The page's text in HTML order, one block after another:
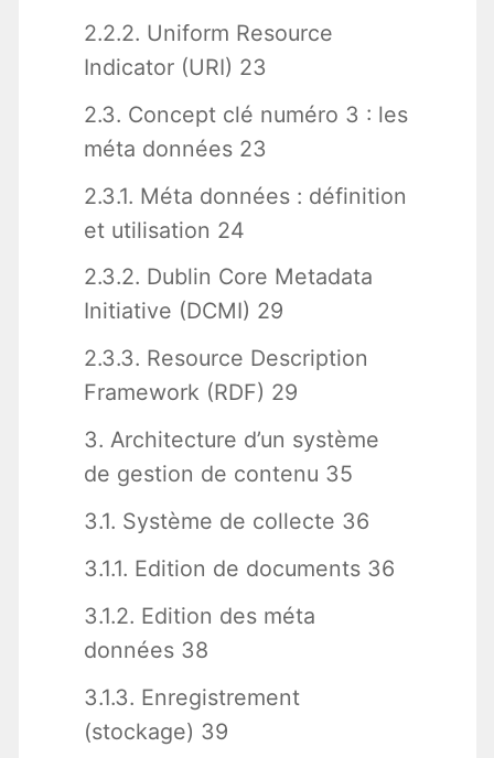
2.2.2. Uniform Resource
Indicator (URI) 23
2.3. Concept clé numéro 3 : les
méta données 23
2.3.1. Méta données : définition
et utilisation 24
2.3.2. Dublin Core Metadata
Initiative (DCMI) 29
2.3.3. Resource Description
Framework (RDF) 29
3. Architecture d’un système
de gestion de contenu 35
3.1. Système de collecte 36
3.1.1. Edition de documents 36
3.1.2. Edition des méta
données 38
3.1.3. Enregistrement
(stockage) 39